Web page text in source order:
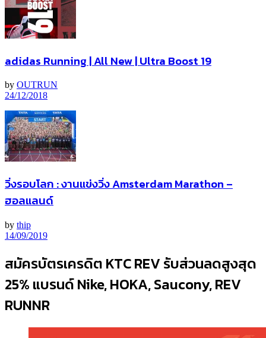
adidas Running | All New | Ultra Boost 19
by OUTRUN
24/12/2018
วิ่งรอบโลก : งานแข่งวิ่ง Amsterdam Marathon –
ฮอลแลนด์
by thip
14/09/2019
สมัครบัตรเครดิต KTC REV รับส่วนลดสูงสุด
25% แบรนด์ Nike, HOKA, Saucony, REV
RUNNR